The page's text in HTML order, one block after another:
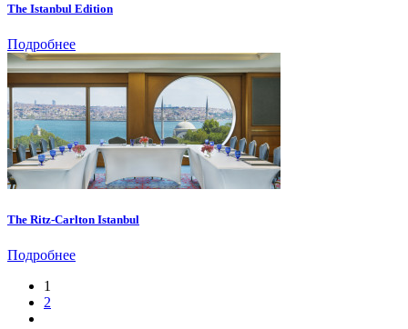
The Istanbul Edition
Подробнее
The Ritz-Carlton Istanbul
Подробнее
1
2